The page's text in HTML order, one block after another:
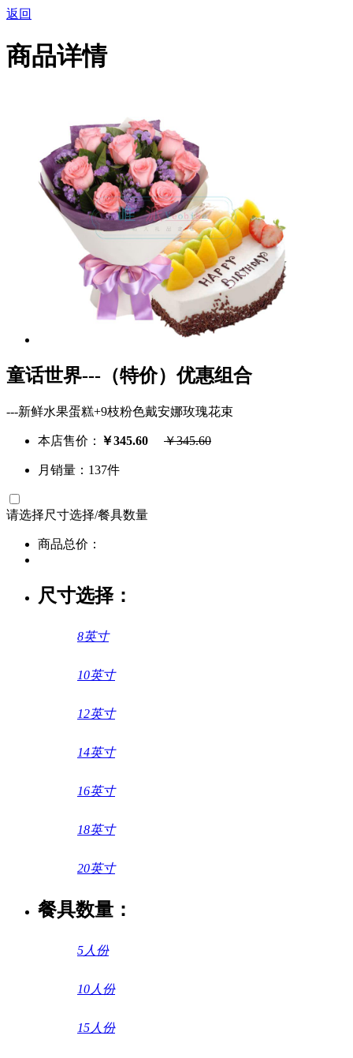
返回
商品详情
童话世界---（特价）优惠组合
---新鲜水果蛋糕+9枝粉色戴安娜玫瑰花束
本店售价： ￥345.60 ￥345.60
月销量：137件
请选择尺寸选择/餐具数量
商品总价：
尺寸选择：
8英寸
10英寸
12英寸
14英寸
16英寸
18英寸
20英寸
餐具数量：
5人份
10人份
15人份